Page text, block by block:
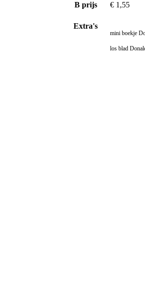
B prijs € 1,55
Extra's
mini boekje
los blad